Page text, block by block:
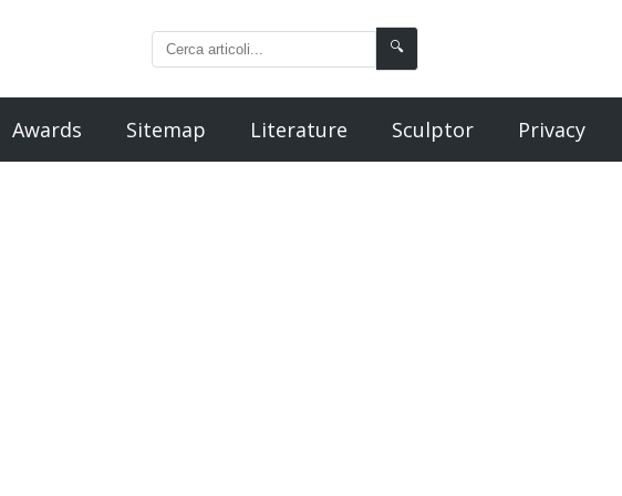
🔍
Awards Sitemap Literature Sculptor Privacy